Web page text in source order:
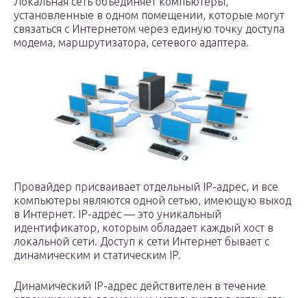
установленные в одном помещении, которые могут
связаться с Интернетом через единую точку доступа
модема, маршрутизатора, сетевого адаптера.
Провайдер присваивает отдельный IP-адрес, и все
компьютеры являются одной сетью, имеющую выход
в Интернет. IP-адрес — это уникальный
идентификатор, которым обладает каждый хост в
локальной сети. Доступ к сети Интернет бывает с
динамическим и статическим IP.
Динамический IP-адрес действителен в течение